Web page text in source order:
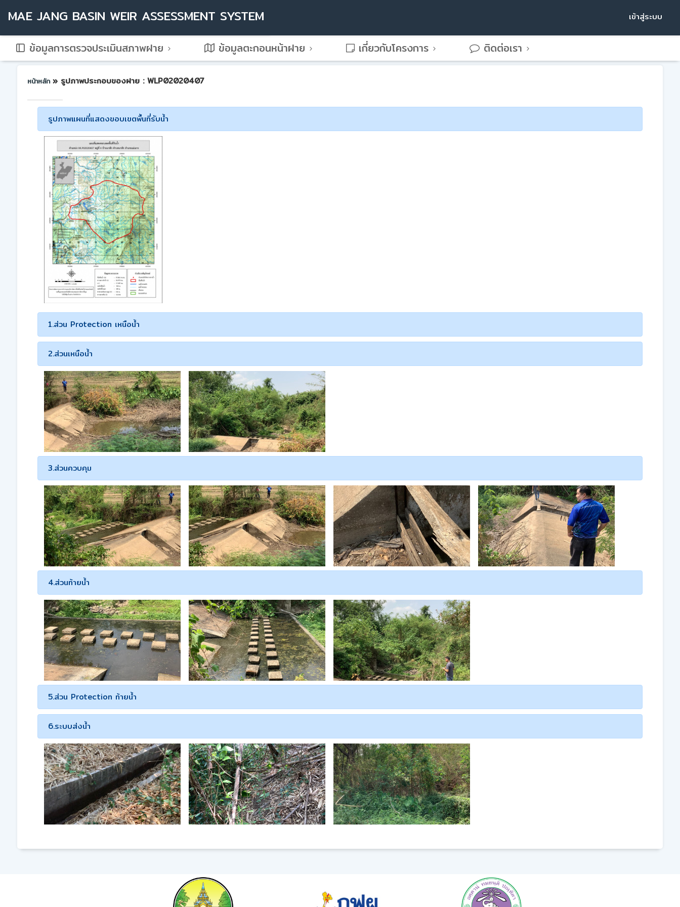
MAE JANG BASIN WEIR ASSESSMENT SYSTEM เข้าสู่ระบบ
ข้อมูลการตรวจประเมินสภาพฝาย ข้อมูลตะกอนหน้าฝาย เกี่ยวกับโครงการ ติดต่อเรา
หน้าหลัก » รูปภาพประกอบของฝาย : WLP02020407
รูปภาพแผนที่แสดงขอบเขตพื้นที่รับน้ำ
1.ส่วน Protection เหนือน้ำ
2.ส่วนเหนือน้ำ
3.ส่วนควบคุม
4.ส่วนท้ายน้ำ
5.ส่วน Protection ท้ายน้ำ
6.ระบบส่งน้ำ